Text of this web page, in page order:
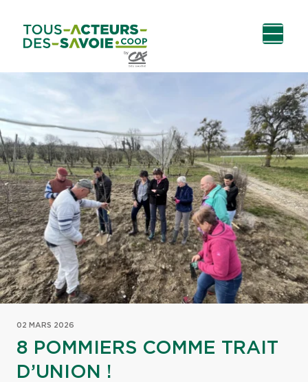
contenu
principal
02 MARS 2026
8 POMMIERS COMME TRAIT
D’UNION !